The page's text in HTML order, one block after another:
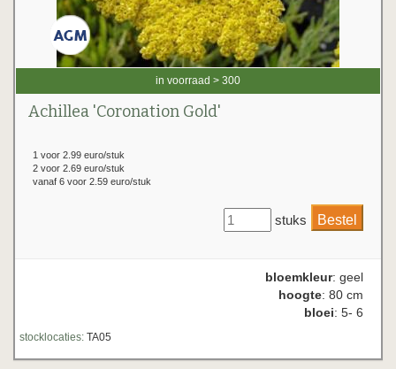
in voorraad > 300
Achillea 'Coronation Gold'
1 voor 2.99 euro/stuk
2 voor 2.69 euro/stuk
vanaf 6 voor 2.59 euro/stuk
stuks
bloemkleur: geel
hoogte: 80 cm
bloei: 5- 6
stocklocaties: TA05